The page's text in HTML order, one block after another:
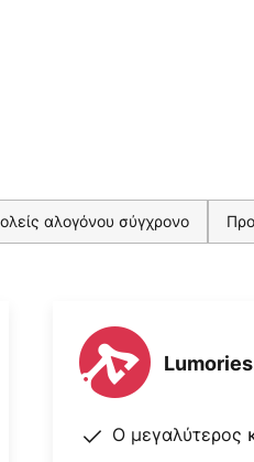
αλογόνου σύγχρονο
Ο μεγαλύτερος